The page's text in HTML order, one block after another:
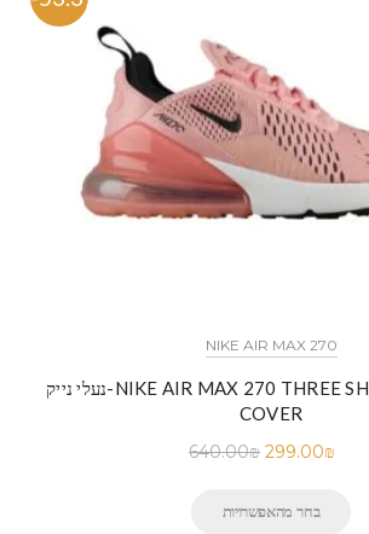
NIKE AIR MAX 270
נעלי נייק-NIKE AIR MAX 270 THREE SHADES OF PINK
COVER
640.00₪ 299.00₪
בחר מהאפשרויות